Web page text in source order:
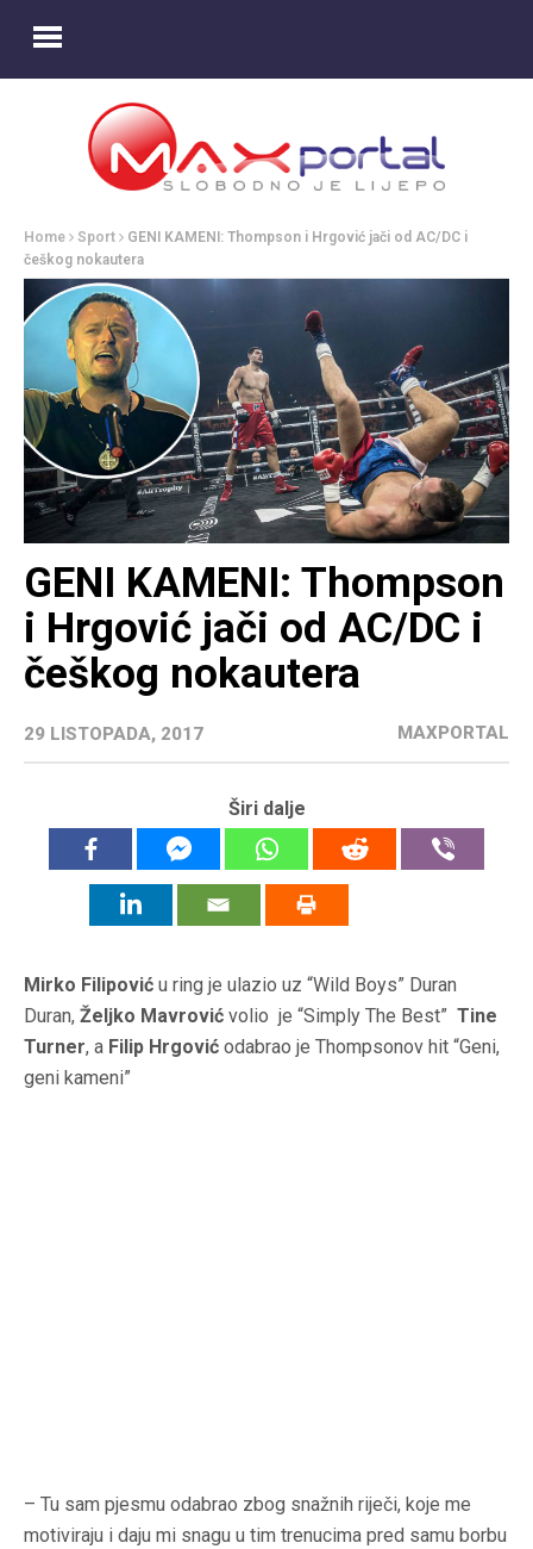
Home Sport
GENI KAMENI: Thompson i Hrgović jači od AC/DC i
češkog nokautera
GENI KAMENI: Thompson
i Hrgović jači od AC/DC i
češkog nokautera
29 LISTOPADA, 2017 MAXPORTAL
Širi dalje
Mirko Filipović u ring je ulazio uz “Wild Boys” Duran
Duran, Željko Mavrović volio je “Simply The Best” Tine
Turner, a Filip Hrgović odabrao je Thompsonov hit “Geni,
geni kameni”
– Tu sam pjesmu odabrao zbog snažnih riječi, koje me
motiviraju i daju mi snagu u tim trenucima pred samu borbu